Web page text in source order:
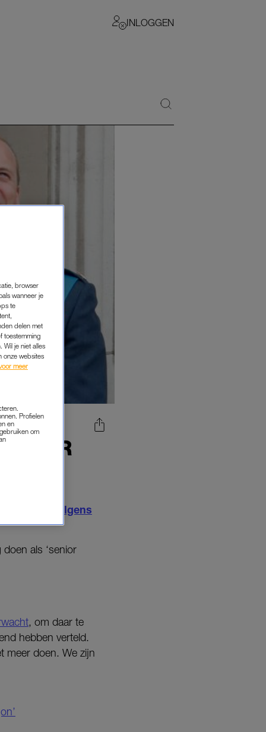
INLOGGEN
OVER
Volgens
als ‘senior
, om daar te
hebben verteld.
meer doen. We zijn
browser
wanneer je
te
delen met
toestemming
Wil je niet alles
onze websites
meer
Profielen
en
om